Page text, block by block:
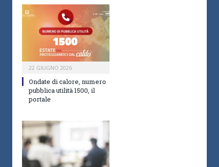
22 GIUGNO 2026
Ondate di calore, numero
pubblica utilità 1500, il
portale